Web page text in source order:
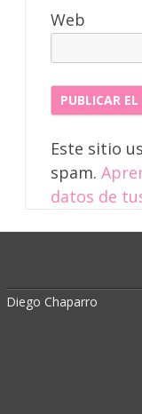
Web
Este sitio
spam.
datos de
Diego Chaparro